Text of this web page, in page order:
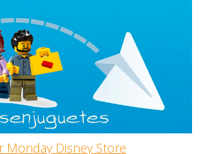
Monday Disney Store